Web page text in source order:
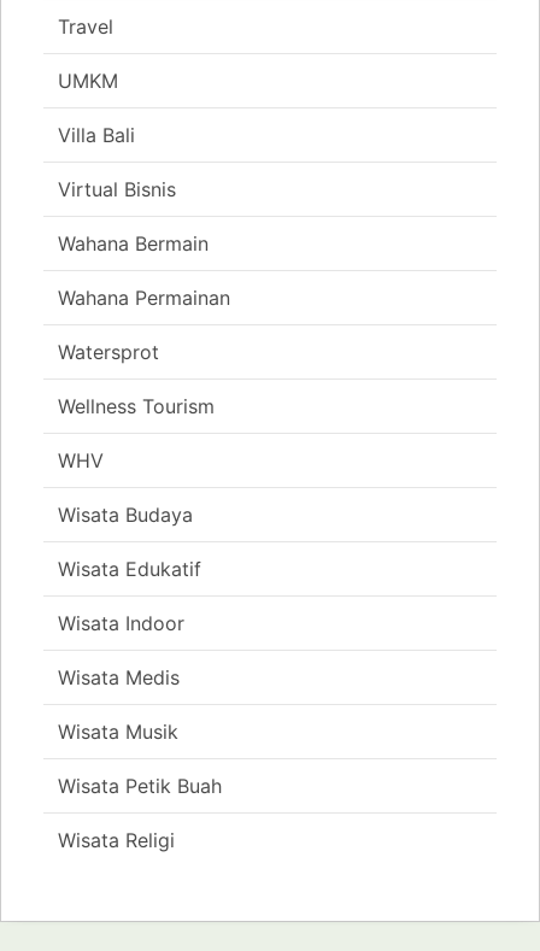
Travel
UMKM
Villa Bali
Virtual Bisnis
Wahana Bermain
Wahana Permainan
Watersprot
Wellness Tourism
WHV
Wisata Budaya
Wisata Edukatif
Wisata Indoor
Wisata Medis
Wisata Musik
Wisata Petik Buah
Wisata Religi